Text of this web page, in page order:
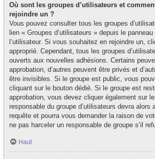
Où sont les groupes d’utilisateurs et
rejoindre un ?
Vous pouvez consulter tous les groupes
lien « Groupes d’utilisateurs » depuis le
l’utilisateur. Si vous souhaitez en rejoindre un,
approprié. Cependant, tous les groupes
ouverts aux nouvelles adhésions. Certains
approbation, d’autres peuvent être privés et
être invisibles. Si le groupe est public, vous
cliquant sur le bouton dédié. Si le groupe est
approbation, vous devez cliquer également sur
responsable du groupe d’utilisateurs devra alors
requête et pourra vous demander la raison de
ne pas harceler un responsable de groupe s’il
Haut